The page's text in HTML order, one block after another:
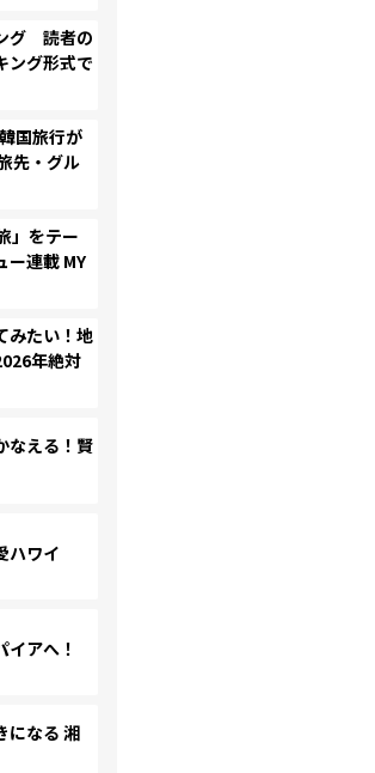
グ 読者の
ング形式で
国旅行が
先・グル
」をテー
ー連載 MY
みたい！地
年絶対
なえる！賢
ハワイ
イアへ！
になる 湘